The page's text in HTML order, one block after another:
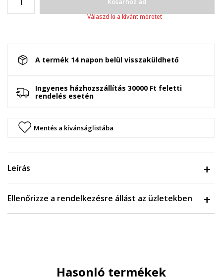
Válaszd ki a kívánt méretet
A termék 14 napon belül visszaküldhető
Ingyenes házhozszállítás 30000 Ft feletti
rendelés esetén
Mentés a kívánságlistába
Leírás
Ellenőrizze a rendelkezésre állást az üzletekben
Hasonló termékek